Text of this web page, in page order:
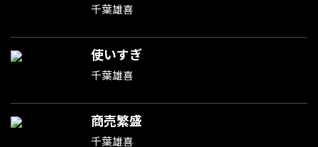
千葉雄喜
使いすぎ
千葉雄喜
商売繁盛
千葉雄喜